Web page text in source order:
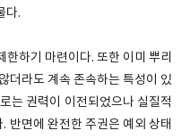
다.
하기 마련이다. 또한 이미 뿌리
더라도 계속 존속하는 특성이 있
는 권력이 이전되었으나 실질적
반면에 완전한 주권은 예외 상태